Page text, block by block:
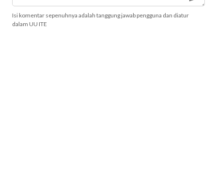
Isi komentar sepenuhnya adalah tanggung jawab pengguna dan diatur
dalam UU ITE